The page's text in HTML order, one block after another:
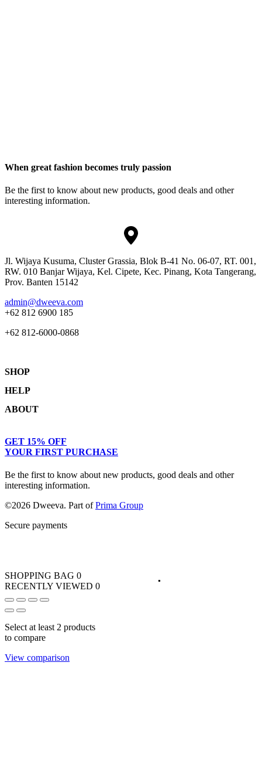
When great fashion becomes truly passion
Be the first to know about new products, good deals and other
interesting information.
Jl. Wijaya Kusuma, Cluster Grassia, Blok B-41 No. 06-07, RT. 001,
RW. 010 Banjar Wijaya, Kel. Cipete, Kec. Pinang, Kota Tangerang,
Prov. Banten 15142
admin@dweeva.com
+62 812 6900 185
+62 812-6000-0868
SHOP
Collections
Women
Men
HELP
Terms & Conditions
ABOUT
Journal
Our Story
GET 15% OFF
YOUR FIRST PURCHASE
Be the first to know about new products, good deals and other
interesting information.
©2026 Dweeva. Part ofPrima Group
Secure payments
SHOPPING BAG 0
RECENTLY VIEWED 0
Select at least 2 products
to compare
View comparison